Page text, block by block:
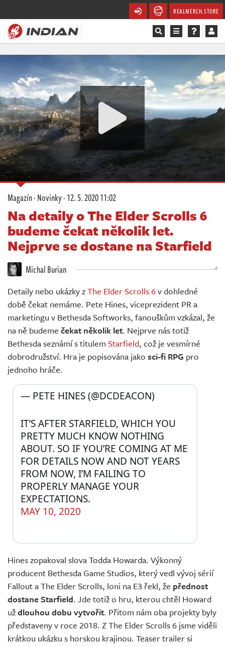
REALMERCH.STORE
Recenze
Videa
Soutěže
Databáze
Komunita
Redakce
Živě
Magazín·Novinky·12. 5. 2020 11:02
Na detaily o The Elder Scrolls 6
budeme čekat několik let.
Nejprve se dostane na Starfield
Michal Burian
Detaily nebo ukázky zThe Elder Scrolls 6v dohledné
době čekat nemáme. Pete Hines, viceprezident PR a
marketingu v Bethesda Softworks, fanouškům vzkázal, že
na ně budeme čekat několik let. Nejprve nás totiž
Bethesda seznámí s titulem Starfield, což je vesmírné
dobrodružství. Hra je popisována jako sci-fi RPG pro
jednoho hráče.
IT’S AFTER STARFIELD, WHICH YOU
PRETTY MUCH KNOW NOTHING
ABOUT. SO IF YOU’RE COMING AT ME
FOR DETAILS NOW AND NOT YEARS
FROM NOW, I’M FAILING TO
PROPERLY MANAGE YOUR
EXPECTATIONS.
— PETE HINES (@DCDEACON)
MAY 10, 2020
Hines zopakoval slova Todda Howarda. Výkonný
producent Bethesda Game Studios, který vedl vývoj sérií
Fallout a The Elder Scrolls, loni na E3 řekl, že přednost
dostane Starfield. Jde totiž o hru, kterou chtěl Howard
uždlouhou dobu vytvořit. Přitom nám oba projekty byly
představeny v roce 2018. Z The Elder Scrolls 6 jsme viděli
krátkou ukázku s horskou krajinou. Teaser trailer si